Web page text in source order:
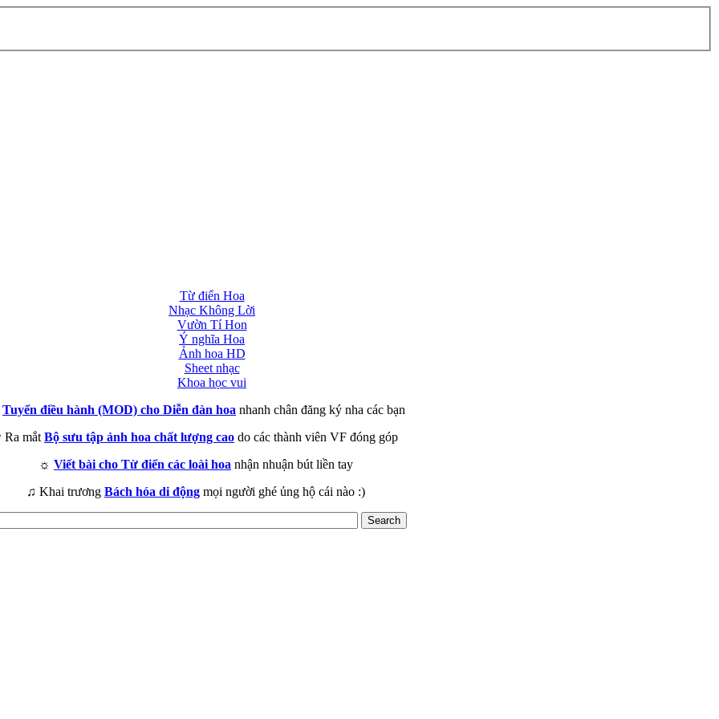
Từ điển Hoa
Nhạc Không Lời
Vườn Tí Hon
Ý nghĩa Hoa
Ảnh hoa HD
Sheet nhạc
Khoa học vui
Tuyển điều hành (MOD) cho Diễn đàn hoa nhanh chân đăng ký nha các bạn
Ra mắt Bộ sưu tập ảnh hoa chất lượng cao do các thành viên VF đóng góp
☼ Viết bài cho Từ điển các loài hoa nhận nhuận bút liền tay
♫ Khai trương Bách hóa di động mọi người ghé ủng hộ cái nào :)